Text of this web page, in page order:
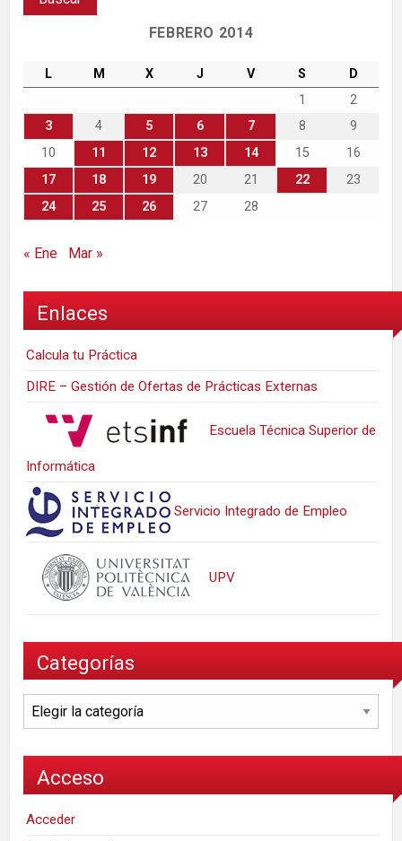
FEBRERO 2014
L M X J V S
D
1
2
3
4 5 6 7 8
9
10
11 12 13 14 15
16
17
18 19 20 21 22
23
24
25 26 27 28
« Ene Mar »
Enlaces
Calcula tu Práctica
DIRE – Gestión de Ofertas de Prácticas Externas
Escuela Técnica Superior de
Informática
Servicio Integrado de Empleo
UPV
Categorías
Categorías
Acceso
Acceder